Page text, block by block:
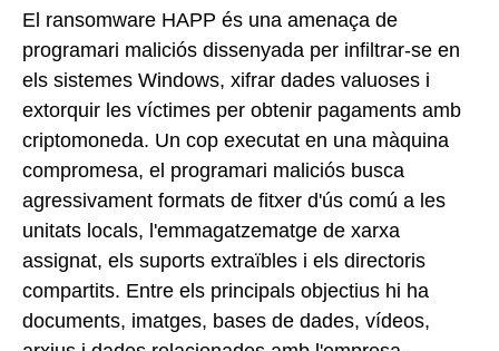
El ransomware HAPP és una amenaça de
programari maliciós dissenyada per infiltrar-se en
els sistemes Windows, xifrar dades valuoses i
extorquir les víctimes per obtenir pagaments amb
criptomoneda. Un cop executat en una màquina
compromesa, el programari maliciós busca
agressivament formats de fitxer d'ús comú a les
unitats locals, l'emmagatzematge de xarxa
assignat, els suports extraïbles i els directoris
compartits. Entre els principals objectius hi ha
documents, imatges, bases de dades, vídeos,